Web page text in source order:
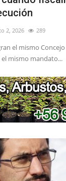
2, 2026 289
el mismo
mismo mandato...